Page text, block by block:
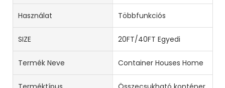
Használat Többfunkciós
SIZE 20FT/40FT Egyedi
Termék Neve Container Houses Home